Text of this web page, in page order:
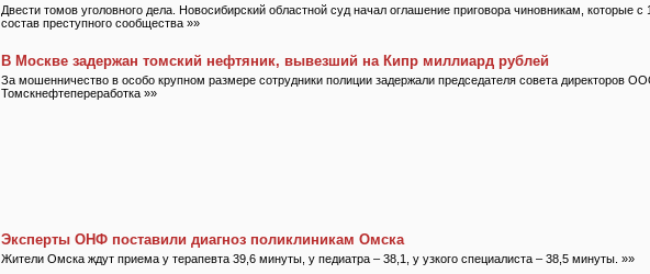
Двести томов уголовного дела. Новосибирский областной суд начал оглашение приговора чиновникам, которые с
состав преступного сообщества »»
В Москве задержан томский нефтяник, вывезший на Кипр миллиард рублей
За мошенничество в особо крупном размере сотрудники полиции задержали председателя совета директоров
Томскнефтепереработка »»
Эксперты ОНФ поставили диагноз поликлиникам Омска
Жители Омска ждут приема у терапевта 39,6 минуты, у педиатра – 38,1, у узкого специалиста – 38,5 минуты. »»